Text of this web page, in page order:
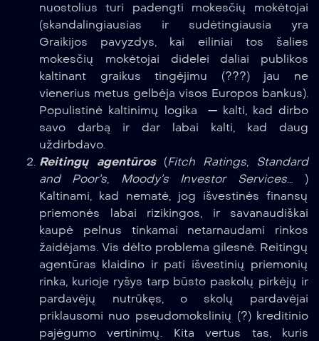
nuostolius turi padengti mokesčių mokėtojai
(skandalingiausias ir sudėtingiausia yra
Graikijos pavyzdys, kai eiliniai tos šalies
mokesčių mokėtojai didelei daliai publikos
kaltinant graikus tingėjimu (???) jau ne
vienerius metus gelbėja visos Europos bankus).
Populistinė kaltinimų logika — kalti, kad dirbo
savo darbą ir dar labai kalti, kad daug
uždirbdavo.
Reitingų agentūros(Fitch Ratings,
Standard
and Poor’s, Moody’s Investor Services… )
Kaltinami, kad nematė, jog išvestinės finansų
priemonės labai rizikingos, ir savanaudiškai
kaupė pelnus tinkamai netarnaudami rinkos
žaidėjams. Vis dėlto problema gilesnė. Reitingų
agentūras klaidino ir pati išvestinių priemonių
rinka, kurioje ryšys tarp būsto paskolų pirkėjų ir
pardavėjų nutrūkęs, o skolų pardavėjai
priklausomi nuo pseudomokslinių (?) kreditinio
pajėgumo vertinimų. Kita vertus tas, kuris